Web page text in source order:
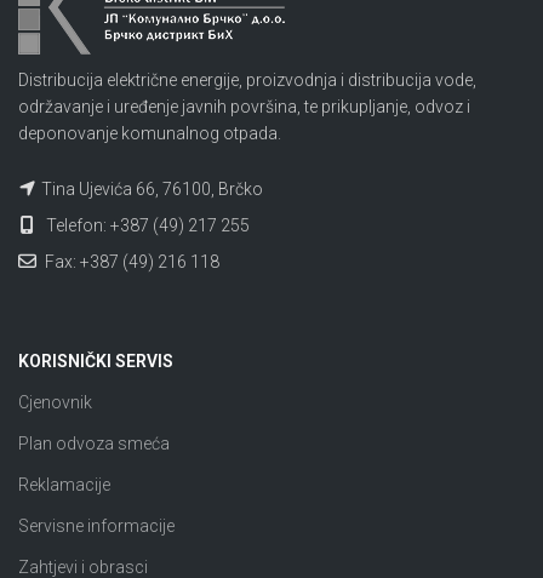
Distribucija električne energije, proizvodnja i distribucija vode,
održavanje i uređenje javnih površina, te prikupljanje, odvoz i
deponovanje komunalnog otpada.
Tina Ujevića 66, 76100, Brčko
Telefon: +387 (49) 217 255
Fax: +387 (49) 216 118
KORISNIČKI SERVIS
Cjenovnik
Plan odvoza smeća
Reklamacije
Servisne informacije
Zahtjevi i obrasci